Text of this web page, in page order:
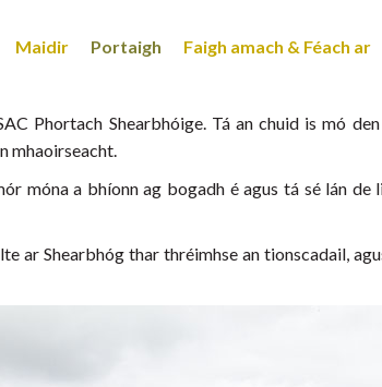
Maidir Portaigh Faigh amach & Féach ar
Phortach Shearbhóige. Tá an chuid is mó
mhaoirseacht.
móna a bhíonn ag bogadh é agus tá sé lán
ar Shearbhóg thar thréimhse an tionscadail,